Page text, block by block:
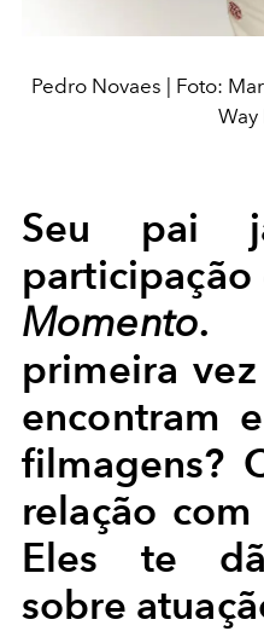
Pedro Novaes | Foto:
Way
Seu pai
participação
Momento.
primeira
encontram
filmagens?
relação
Eles te
sobre